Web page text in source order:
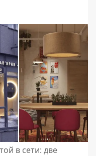
в сети: две